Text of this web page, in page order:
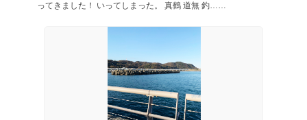
ってきました！ いってしまった。 真鶴 道無 釣……